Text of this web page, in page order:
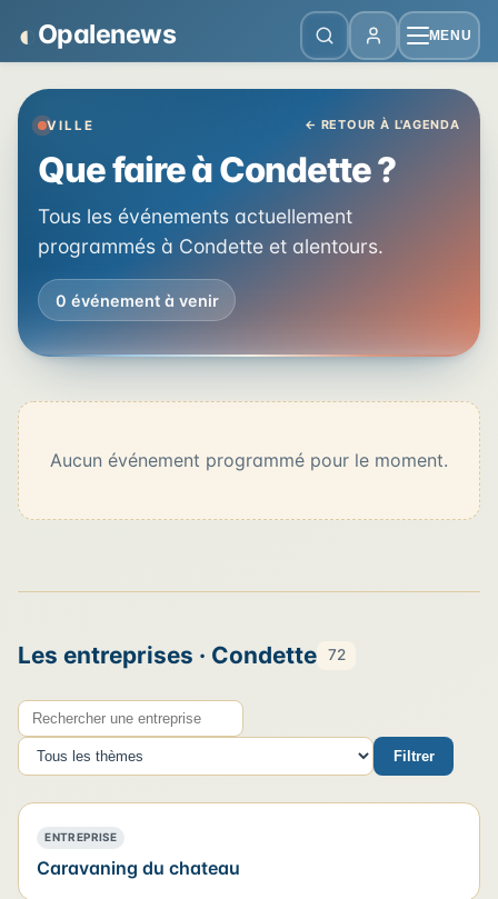
◐ Opalenews MENU
VILLE ← RETOUR À L'AGENDA
Que faire à Condette ?
Tous les événements actuellement
programmés à Condette et alentours.
0 événement à venir
Aucun événement programmé pour le moment.
Les entreprises · Condette 72
Rechercher une entreprise
Thème
Filtrer
ENTREPRISE— POSITIONNEMENT PRÉFÉRENTIEL
Caravaning du chateau